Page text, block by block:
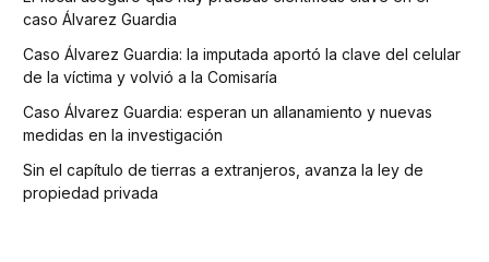
caso Álvarez Guardia
Caso Álvarez Guardia: la imputada aportó la clave del celular
de la víctima y volvió a la Comisaría
Caso Álvarez Guardia: esperan un allanamiento y nuevas
medidas en la investigación
Sin el capítulo de tierras a extranjeros, avanza la ley de
propiedad privada